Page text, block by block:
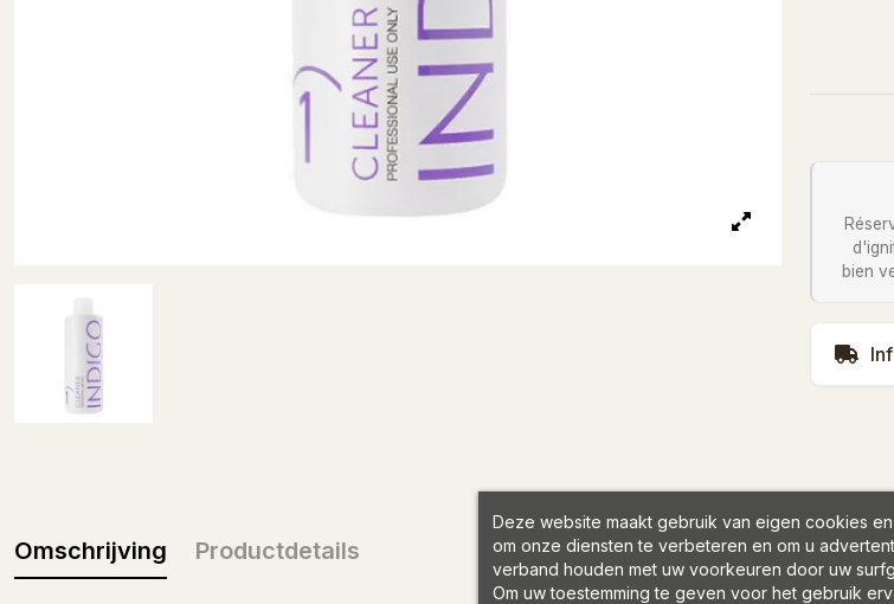
bien
Omschrijving Productdetails
Deze website maakt gebruik van eigen cookies
om onze diensten te verbeteren en om u
verband houden met uw voorkeuren door uw
Om uw toestemming te geven voor het gebruik